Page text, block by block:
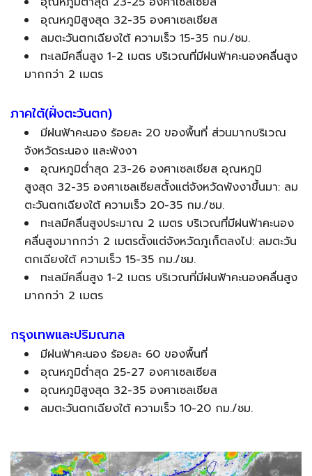
อุณหภูมิสูงสุด 32-35 องศาเซลเซียส
ลมตะวันตกเฉียงใต้ ความเร็ว 15-35 กม./ชม.
ทะเลมีคลื่นสูง 1-2 เมตร บริเวณที่มีฝนฟ้าคะนองคลื่นสูง
มากกว่า 2 เมตร
ภาคใต้(ฝั่งตะวันตก)
มีฝนฟ้าคะนอง ร้อยละ 20 ของพื้นที่ ส่วนมากบริเวณ
จังหวัดระนอง และพังงา
อุณหภูมิต่ำสุด 23-26 องศาเซลเซียส อุณหภูมิ
สูงสุด 32-35 องศาเซลเซียสตั้งแต่จังหวัดพังงาขึ้นมา: ลม
ตะวันตกเฉียงใต้ ความเร็ว 20-35 กม./ชม.
ทะเลมีคลื่นสูงประมาณ 2 เมตร บริเวณที่มีฝนฟ้าคะนอง
คลื่นสูงมากกว่า 2 เมตรตั้งแต่จังหวัดภูเก็ตลงไป: ลมตะวัน
ตกเฉียงใต้ ความเร็ว 15-35 กม./ชม.
ทะเลมีคลื่นสูง 1-2 เมตร บริเวณที่มีฝนฟ้าคะนองคลื่นสูง
มากกว่า 2 เมตร
กรุงเทพและปริมณฑล
มีฝนฟ้าคะนอง ร้อยละ 60 ของพื้นที่
อุณหภูมิต่ำสุด 25-27 องศาเซลเซียส
อุณหภูมิสูงสุด 32-35 องศาเซลเซียส
ลมตะวันตกเฉียงใต้ ความเร็ว 10-20 กม./ชม.